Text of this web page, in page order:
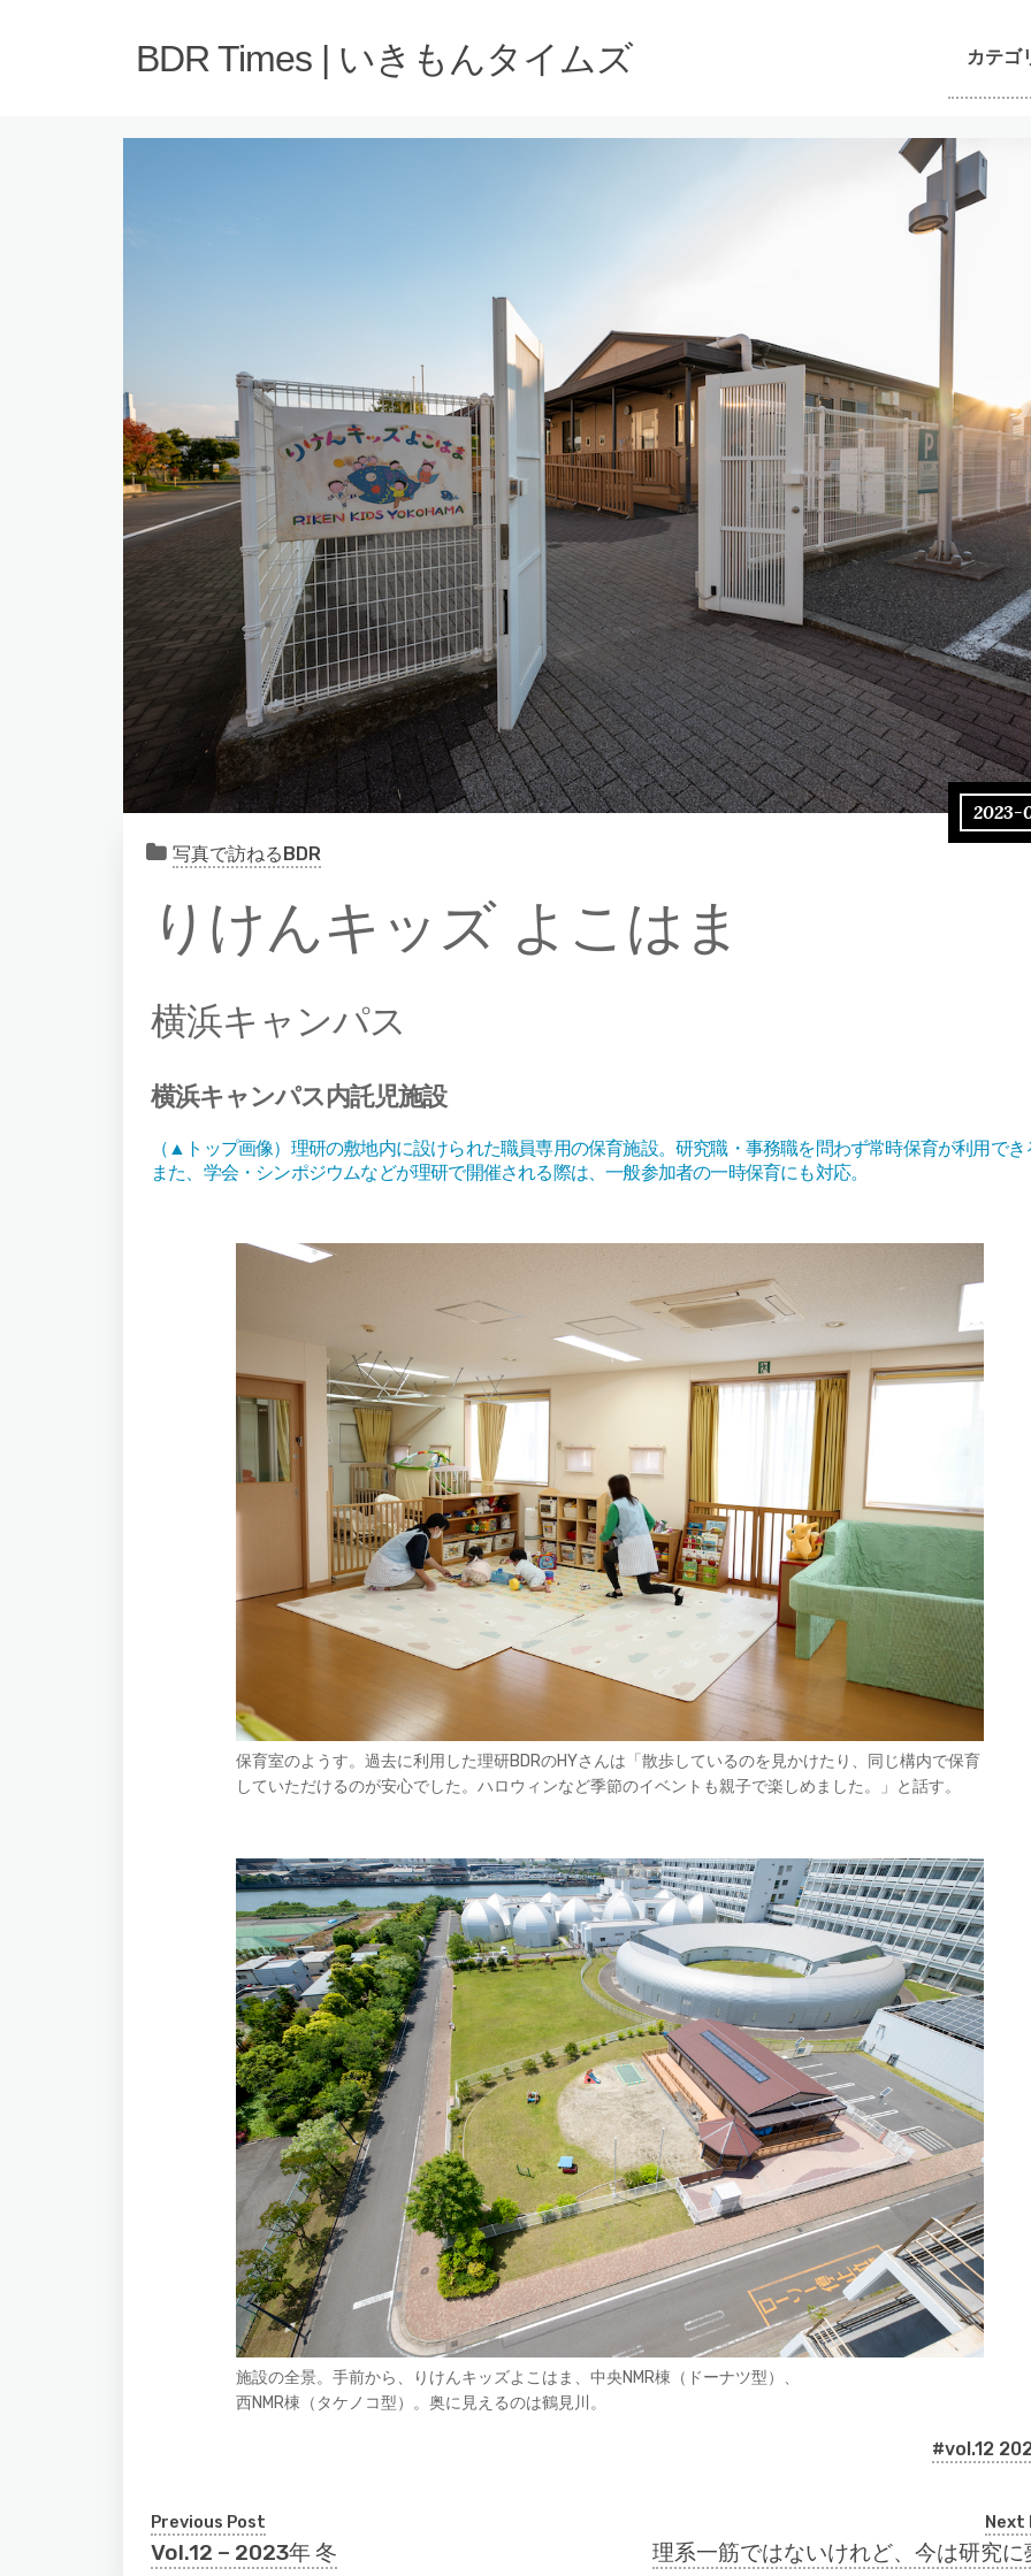
BDR Times | いきもんタイムズ カテゴ
2023-
りけんキッズ よこはま
横浜キャンパス
横浜キャンパス内託児施設
（▲トップ画像）理研の敷地内に設けられた職員専用の保育施設。研究職・事務職を問わず常時保育が利用でき
また、学会・シンポジウムなどが理研で開催される際は、一般参加者の一時保育にも対応。
保育室のようす。過去に利用した理研BDRのHYさんは「散歩しているのを見かけたり、同じ構内で保育
していただけるのが安心でした。ハロウィンなど季節のイベントも親子で楽しめました。」と話す。
施設の全景。手前から、りけんキッズよこはま、中央NMR棟（ドーナツ型）、
西NMR棟（タケノコ型）。奥に見えるのは鶴見川。
写真で訪ねるBDR
#vol.12
Previous Post
Vol.12 – 2023年 冬
Next
理系一筋ではないけれど、今は研究に